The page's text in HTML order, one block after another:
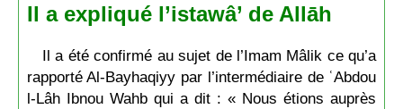
Il a expliqué l’istawâ’ de Allāh
Il a été confirmé au sujet de l’Imam Mâlik ce qu’a
rapporté Al-Bayhaqiyy par l’intermédiaire de ʿAbdou
l-Lâh Ibnou Wahb qui a dit : « Nous étions auprès